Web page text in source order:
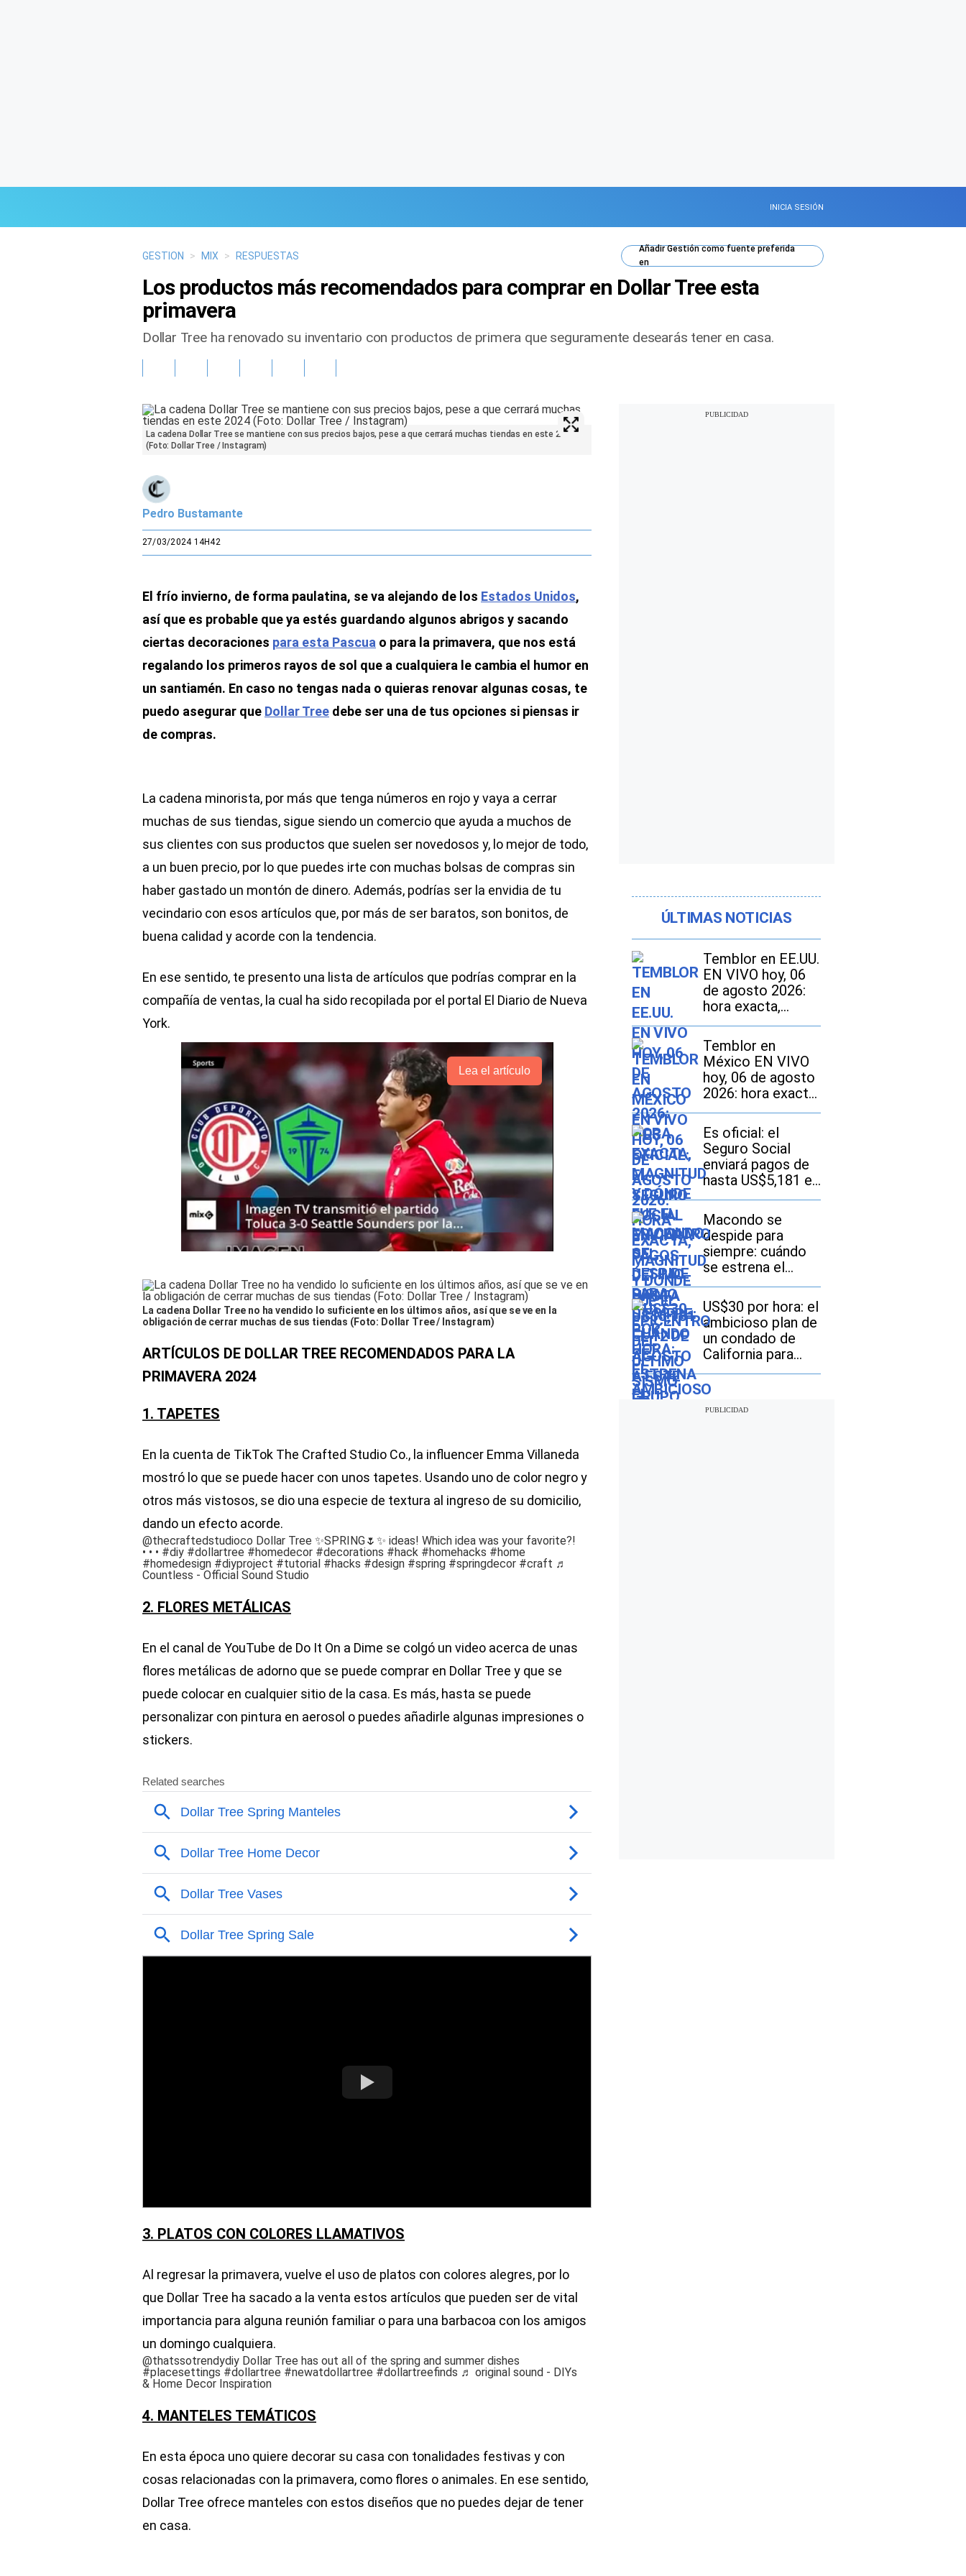
INICIA SESIÓN
GESTION > MIX > RESPUESTAS
AñadirGestióncomo fuente preferida
en
Los productos más recomendados para comprar en Dollar Tree esta
primavera
Dollar Tree ha renovado su inventario con productos de primera que seguramente desearás tener en casa.
La cadena Dollar Tree se mantiene con sus precios bajos, pese a que cerrará muchas tiendas en este 2024
(Foto: Dollar Tree / Instagram)
Pedro Bustamante
27/03/2024 14H42
El frío invierno, de forma paulatina, se va alejando de los Estados Unidos,
así que es probable que ya estés guardando algunos abrigos y sacando
ciertas decoraciones para esta Pascua o para la primavera, que nos está
regalando los primeros rayos de sol que a cualquiera le cambia el humor en
un santiamén. En caso no tengas nada o quieras renovar algunas cosas, te
puedo asegurar que Dollar Tree debe ser una de tus opciones si piensas ir
de compras.
La cadena minorista, por más que tenga números en rojo y vaya a cerrar
muchas de sus tiendas, sigue siendo un comercio que ayuda a muchos de
sus clientes con sus productos que suelen ser novedosos y, lo mejor de todo,
a un buen precio, por lo que puedes irte con muchas bolsas de compras sin
haber gastado un montón de dinero. Además, podrías ser la envidia de tu
vecindario con esos artículos que, por más de ser baratos, son bonitos, de
buena calidad y acorde con la tendencia.
En ese sentido, te presento una lista de artículos que podrías comprar en la
compañía de ventas, la cual ha sido recopilada por el portal El Diario de Nueva
York.
Lea el artículo
La cadena Dollar Tree no ha vendido lo suficiente en los últimos años, así que se ve en la
obligación de cerrar muchas de sus tiendas (Foto: Dollar Tree / Instagram)
ARTÍCULOS DE DOLLAR TREE RECOMENDADOS PARA LA
PRIMAVERA 2024
1. TAPETES
En la cuenta de TikTok The Crafted Studio Co., la influencer Emma Villaneda
mostró lo que se puede hacer con unos tapetes. Usando uno de color negro y
otros más vistosos, se dio una especie de textura al ingreso de su domicilio,
dando un efecto acorde.
@thecraftedstudioco Dollar Tree ✨SPRING🌷✨ ideas! Which idea was your favorite?!
• • • #diy #dollartree #homedecor #decorations #hack #homehacks #home
#homedesign #diyproject #tutorial #hacks #design #spring #springdecor #craft ♬
Countless - Official Sound Studio
2. FLORES METÁLICAS
En el canal de YouTube de Do It On a Dime se colgó un video acerca de unas
flores metálicas de adorno que se puede comprar en Dollar Tree y que se
puede colocar en cualquier sitio de la casa. Es más, hasta se puede
personalizar con pintura en aerosol o puedes añadirle algunas impresiones o
stickers.
3. PLATOS CON COLORES LLAMATIVOS
Al regresar la primavera, vuelve el uso de platos con colores alegres, por lo
que Dollar Tree ha sacado a la venta estos artículos que pueden ser de vital
importancia para alguna reunión familiar o para una barbacoa con los amigos
un domingo cualquiera.
@thatssotrendydiy Dollar Tree has out all of the spring and summer dishes
#placesettings #dollartree #newatdollartree #dollartreefinds ♬ original sound - DIYs
& Home Decor Inspiration
4. MANTELES TEMÁTICOS
En esta época uno quiere decorar su casa con tonalidades festivas y con
cosas relacionadas con la primavera, como flores o animales. En ese sentido,
Dollar Tree ofrece manteles con estos diseños que no puedes dejar de tener
en casa.
ÚLTIMAS NOTICIAS
Temblor en EE.UU.
EN VIVO hoy, 06
de agosto 2026:
hora exacta,
magnitud y dónde
fue el epicentro
del último sismo
Temblor en
México EN VIVO
hoy, 06 de agosto
2026: hora exacta,
magnitud y dónde
fue el epicentro
del último sismo
Es oficial: el
Seguro Social
enviará pagos de
hasta US$5,181 el
12 de agosto a
este grupo de
ciudadanos
Macondo se
despide para
siempre: cuándo
se estrena el
episodio final de la
serie “Cien años
de soledad” en
Netflix
US$30 por hora: el
ambicioso plan de
un condado de
California para
tener el salario
mínimo más alto